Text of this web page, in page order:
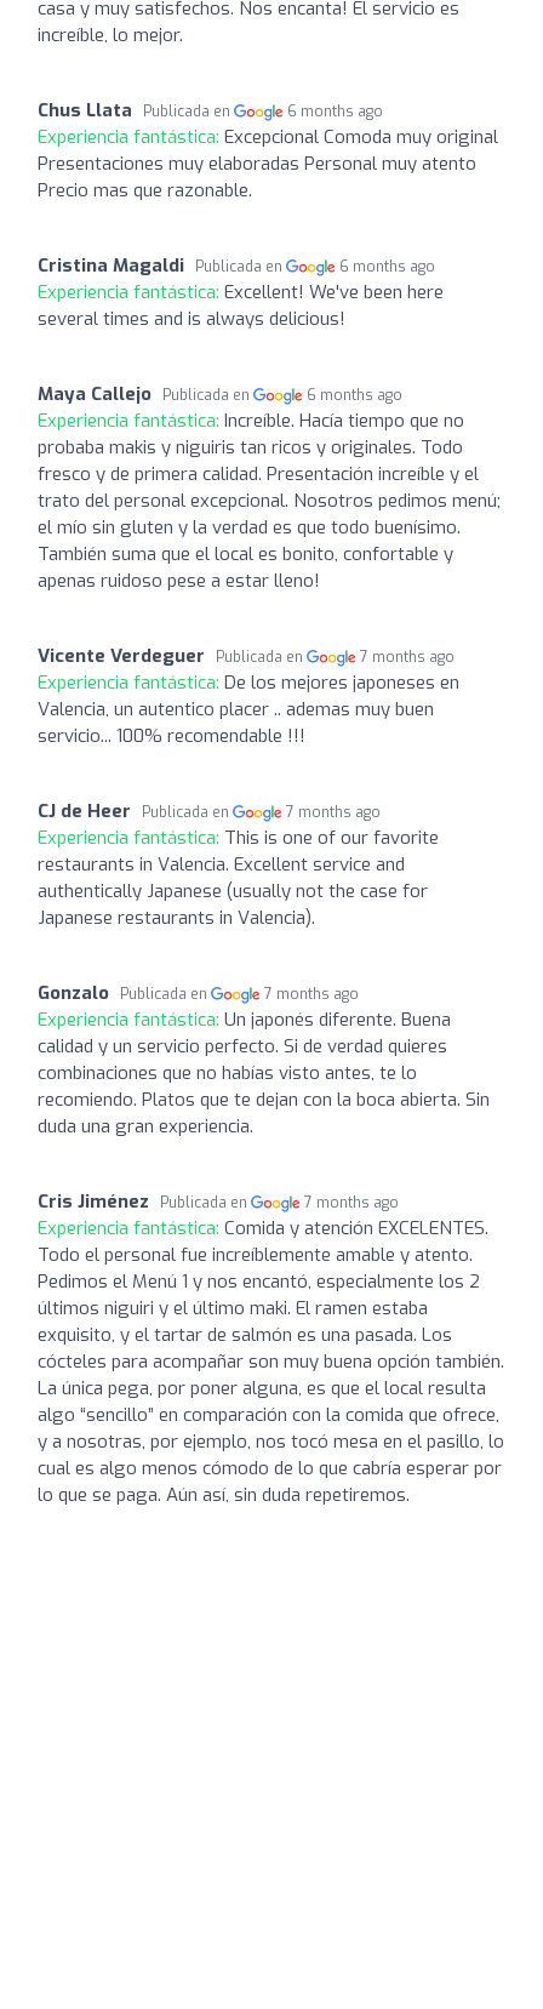
casa y muy satisfechos. Nos encanta! El servicio es
increíble, lo mejor.
Chus Llata Publicada en 6 months ago
Experiencia fantástica: Excepcional Comoda muy original
Presentaciones muy elaboradas Personal muy atento
Precio mas que razonable.
Cristina Magaldi Publicada en 6 months ago
Experiencia fantástica: Excellent! We've been here
several times and is always delicious!
Maya Callejo Publicada en 6 months ago
Experiencia fantástica: Increíble. Hacía tiempo que no
probaba makis y niguiris tan ricos y originales. Todo
fresco y de primera calidad. Presentación increíble y el
trato del personal excepcional. Nosotros pedimos menú;
el mío sin gluten y la verdad es que todo buenísimo.
También suma que el local es bonito, confortable y
apenas ruidoso pese a estar lleno!
Vicente Verdeguer Publicada en 7 months ago
Experiencia fantástica: De los mejores japoneses en
Valencia, un autentico placer .. ademas muy buen
servicio... 100% recomendable !!!
CJ de Heer Publicada en 7 months ago
Experiencia fantástica: This is one of our favorite
restaurants in Valencia. Excellent service and
authentically Japanese (usually not the case for
Japanese restaurants in Valencia).
Gonzalo Publicada en 7 months ago
Experiencia fantástica: Un japonés diferente. Buena
calidad y un servicio perfecto. Si de verdad quieres
combinaciones que no habías visto antes, te lo
recomiendo. Platos que te dejan con la boca abierta. Sin
duda una gran experiencia.
Cris Jiménez Publicada en 7 months ago
Experiencia fantástica: Comida y atención EXCELENTES.
Todo el personal fue increíblemente amable y atento.
Pedimos el Menú 1 y nos encantó, especialmente los 2
últimos niguiri y el último maki. El ramen estaba
exquisito, y el tartar de salmón es una pasada. Los
cócteles para acompañar son muy buena opción también.
La única pega, por poner alguna, es que el local resulta
algo “sencillo” en comparación con la comida que ofrece,
y a nosotras, por ejemplo, nos tocó mesa en el pasillo, lo
cual es algo menos cómodo de lo que cabría esperar por
lo que se paga. Aún así, sin duda repetiremos.